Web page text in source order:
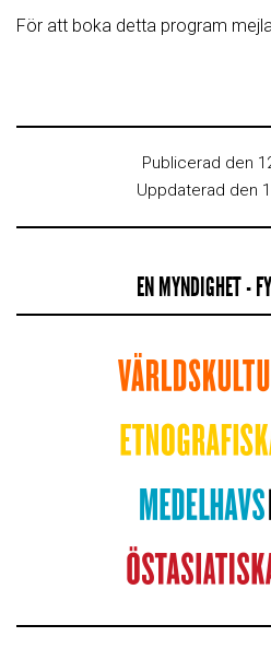
För att boka detta program
Publicerad den
Uppdaterad den
EN MYNDIGHET -